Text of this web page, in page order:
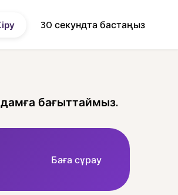
30 секундта бастаңыз
бағыттаймыз.
Баға сұрау